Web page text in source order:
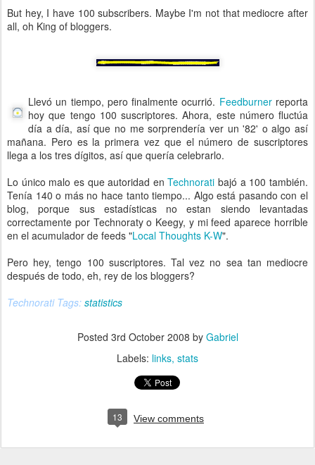
But hey, I have 100 subscribers. Maybe I'm not that mediocre after
all, oh King of bloggers.
Llevó un tiempo, pero finalmente ocurrió. Feedburnerreporta
hoy que tengo 100 suscriptores. Ahora, este número fluctúa
día a día, así que no me sorprendería ver un '82' o algo así
mañana. Pero es la primera vez que el número de suscriptores
llega a los tres dígitos, así que quería celebrarlo.
Lo único malo es que autoridad enTechnorati bajó a 100 también.
Tenía 140 o más no hace tanto tiempo... Algo está pasando con el
blog, porque sus estadísticas no estan siendo levantadas
correctamente por Technoraty o Keegy, y mi feed aparece horrible
en el acumulador de feeds "Local Thoughts K-W".
Pero hey, tengo 100 suscriptores. Tal vez no sea tan mediocre
después de todo, eh, rey de los bloggers?
Technorati Tags: statistics
Posted 3rd October 2008 by Gabriel
Labels: links stats
13 View comments